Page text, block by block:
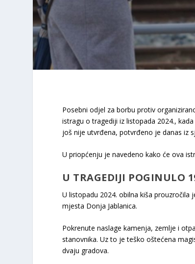
Posebni odjel za borbu protiv
istragu o tragediji iz listopada 2024.,
još nije utvrđena, potvrđeno je danas iz
U priopćenju je navedeno kako će ova
U TRAGEDIJI POGINULO
U listopadu 2024. obilna kiša
mjesta Donja Jablanica.
Pokrenute naslage kamenja, zemlje i
stanovnika. Uz to je teško oštećena
dvaju gradova.